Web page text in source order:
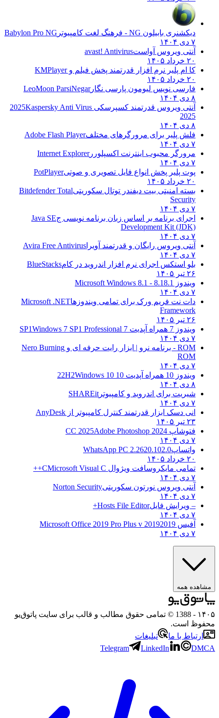
دیکشنری بابیلون NG - فرهنگ لغت کامپیوتر
Babylon Pro NG
۷ دی ۱۴۰۴
آنتی ویروس آواستavast! Antivirus
۲۰ خرداد ۱۴۰۵
کا ام پلیر نرم افزار قدرتمند پخش فیلم وKMPlayer
۲۰ خرداد ۱۴۰۵
فارسی نویس لیومون پارسی نگارLeoMoon ParsiNegar
۸ دی ۱۴۰۴
آنتی ویروس قدرتمند کسپرسکی 2025 Kaspersky Anti Virus
2025
۸ دی ۱۴۰۴
فلش پلیر برای مرورگرهای مختلفAdobe Flash Player
۷ دی ۱۴۰۴
مرورگر محبوب اینترنت اکسپلوررInternet Explorer
۷ دی ۱۴۰۴
پوت پلیر پخش انواع فایل تصویری و صوتیPotPlayer
۲۰ خرداد ۱۴۰۵
بسته امنیتی بیت دیفندر توتال سکوریتیBitdefender Total
Security
۷ دی ۱۴۰۴
اجرای برنامه بر اساس زبان برنامه نویسی جJava SE
Development Kit (JDK)
۷ دی ۱۴۰۴
آنتی ویروس رایگان و قدرتمند آویرا Avira Free Antivirus
۷ دی ۱۴۰۴
بلو استکس اجرای نرم افزار اندروید در کامBlueStacks
۲۶ تیر ۱۴۰۵
ویندوز 8.1
8.1 - Microsoft Windows 8.1
۷ دی ۱۴۰۴
دات نت فریم ورک برای تمامی ویندوزهاMicrosoft .NET
Framework
۲۶ تیر ۱۴۰۵
ویندوز 7 همراه آپدیت 7 SP1
Windows 7 SP1 Professional
۷ دی ۱۴۰۴
ROM - برنامه نرو | ابزار رایت حرفه ای و
Nero Burning
ROM
۷ دی ۱۴۰۴
ویندوز 10 همراه آپدیت 10 22H2
Windows 10
۸ دی ۱۴۰۴
شیریت برای اندروید و کامپیوتر SHAREit
۷ دی ۱۴۰۴
انی دسک ابزار قدرتمند کنترل کامپیوتر از AnyDesk
۲۳ تیر ۱۴۰۵
فتوشاپ CC 2025 Adobe Photoshop 2024
۷ دی ۱۴۰۴
واتساپWhatsApp PC 2.2620.102.0
۲۰ خرداد ۱۴۰۵
تمامی مایکروسافت ویژوال C Microsoft Visual C++
۷ دی ۱۴۰۴
آنتی ویروس نورتون سکوریتیNorton Security
۷ دی ۱۴۰۴
– ویرایش فایلHosts File Editor+
۷ دی ۱۴۰۴
آفیس 2019 2019 Microsoft Office 2019 Pro Plus v
۷ دی ۱۴۰۴
مشاهده همه
۱۴۰۵
- 1388 © تمامی حقوق مطالب و قالب برای سایت پاتوق‌یو
محفوظ است.
ارتباط با ما
تبلیغات
Telegram
LinkedIn DMCA